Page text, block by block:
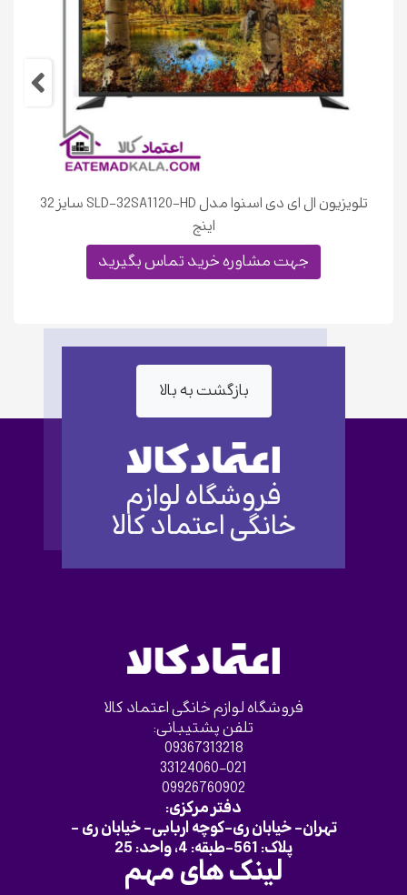
تلفن تماس با نمایندگان سام الکترونیک جهت راه
اندازی محصولات <0218255
>
تلویزیون ال ای دی اسنوا مدل SLD-32SA1120-HD سایز 32
اینچ
جهت مشاوره خرید تماس بگیرید
بازگشت به بالا
فروشگاه لوازم
خانگی اعتماد کالا
فروشگاه لوازم خانگی اعتماد کالا
تلفن پشتیبانی:
09367313218
33124060-021
09926760902
دفتر مرکزی:
تهران- خیابان ری-کوچه اربابی- خیابان ری -
پلاک: 561-طبقه: 4، واحد: 25
لینک های مهم